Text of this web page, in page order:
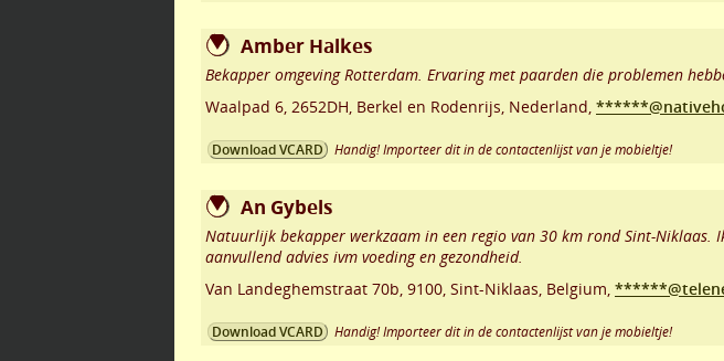
Amber Halkes
Bekapper omgeving Rotterdam. Ervaring met paarden die problemen
Waalpad 6, 2652DH, Berkel en Rodenrijs, Nederland,
Download VCARD Handig! Importeer dit in de contactenlijst van je mobieltje!
An Gybels
Natuurlijk bekapper werkzaam in een regio van 30 km rond Sint-Niklaas.
aanvullend advies ivm voeding en gezondheid.
Van Landeghemstraat 70b, 9100, Sint-Niklaas, Belgium,
Download VCARD Handig! Importeer dit in de contactenlijst van je mobieltje!